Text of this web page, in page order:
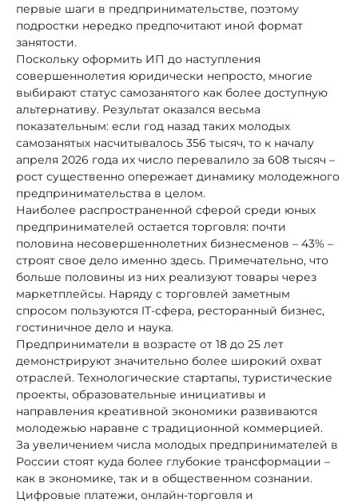
первые шаги в предпринимательстве, поэтому
подростки нередко предпочитают иной формат
занятости.
Поскольку оформить ИП до наступления
совершеннолетия юридически непросто, многие
выбирают статус самозанятого как более доступную
альтернативу. Результат оказался весьма
показательным: если год назад таких молодых
самозанятых насчитывалось 356 тысяч, то к началу
апреля 2026 года их число перевалило за 608 тысяч –
рост существенно опережает динамику молодежного
предпринимательства в целом.
Наиболее распространенной сферой среди юных
предпринимателей остается торговля: почти
половина несовершеннолетних бизнесменов – 43% –
строят свое дело именно здесь. Примечательно, что
больше половины из них реализуют товары через
маркетплейсы. Наряду с торговлей заметным
спросом пользуются IT-сфера, ресторанный бизнес,
гостиничное дело и наука.
Предприниматели в возрасте от 18 до 25 лет
демонстрируют значительно более широкий охват
отраслей. Технологические стартапы, туристические
проекты, образовательные инициативы и
направления креативной экономики развиваются
молодежью наравне с традиционной коммерцией.
За увеличением числа молодых предпринимателей в
России стоят куда более глубокие трансформации –
как в экономике, так и в общественном сознании.
Цифровые платежи, онлайн-торговля и